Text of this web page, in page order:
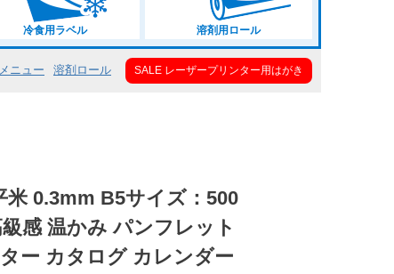
冷食用ラベル 溶剤用ロール
ニュー 溶剤ロール SALE レーザープリンター用はがき
米 0.3mm B5サイズ：500
感 温かみ パンフレット
ー カタログ カレンダー